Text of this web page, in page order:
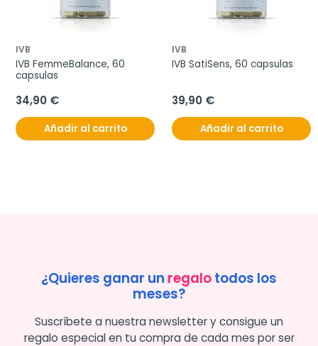
IVB
IVB FemmeBalance, 60
capsulas
34,90 €
Añadir al carrito
IVB
IVB SatiSens, 60 capsulas
39,90 €
Añadir al carrito
¿Quieres ganar un regalotodos los
meses?
Suscríbete a nuestra newsletter y consigue un
regalo especial en tu compra de cada mes por ser